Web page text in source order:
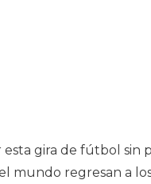
esta gira de fútbol
mundo regresan a